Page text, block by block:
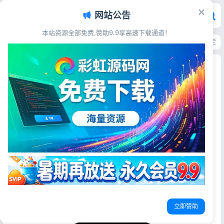
首页>源码资源>图片 QQ>个人图床外链生成优化版源码 带管理后台稳定
个人图床外链生成优化版源码 带管理后台稳定高清
外链直连
彩虹源码网
2026-06-16更新于2026-07-02 16阅读
源码简介
个人图床外链生成优化版 带后台优化了一下 源码上传后访问
首页安装即可，无需数据库
网站公告
本站资源全部免费,赞助9.9享高速下载通道！
立即赞助